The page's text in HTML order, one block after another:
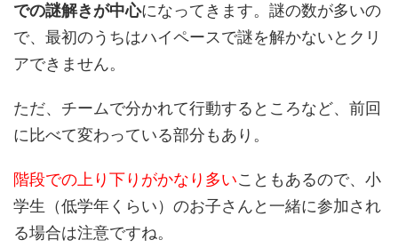
での謎解きが中心になってきます。謎の数が多いの
で、最初のうちはハイペースで謎を解かないとクリ
アできません。
ただ、チームで分かれて行動するところなど、前回
に比べて変わっている部分もあり。
階段での上り下りがかなり多いこともあるので、小
学生（低学年くらい）のお子さんと一緒に参加され
る場合は注意ですね。